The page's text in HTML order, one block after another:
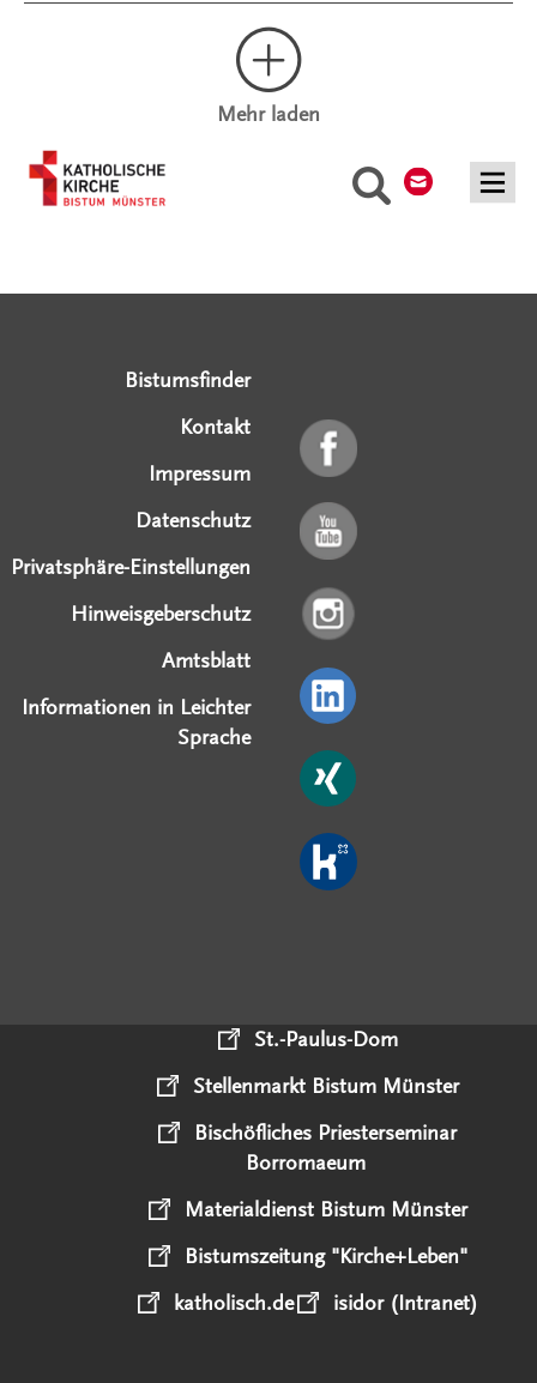
Suche
Mehr laden
Bistumsfinder
Kontakt
Impressum
Datenschutz
Privatsphäre-Einstellungen
Hinweisgeberschutz
Amtsblatt
Informationen in Leichter
Sprache
St.-Paulus-Dom
Stellenmarkt Bistum Münster
Bischöfliches Priesterseminar
Borromaeum
Materialdienst Bistum Münster
Bistumszeitung "Kirche+Leben"
katholisch.de
isidor (Intranet)